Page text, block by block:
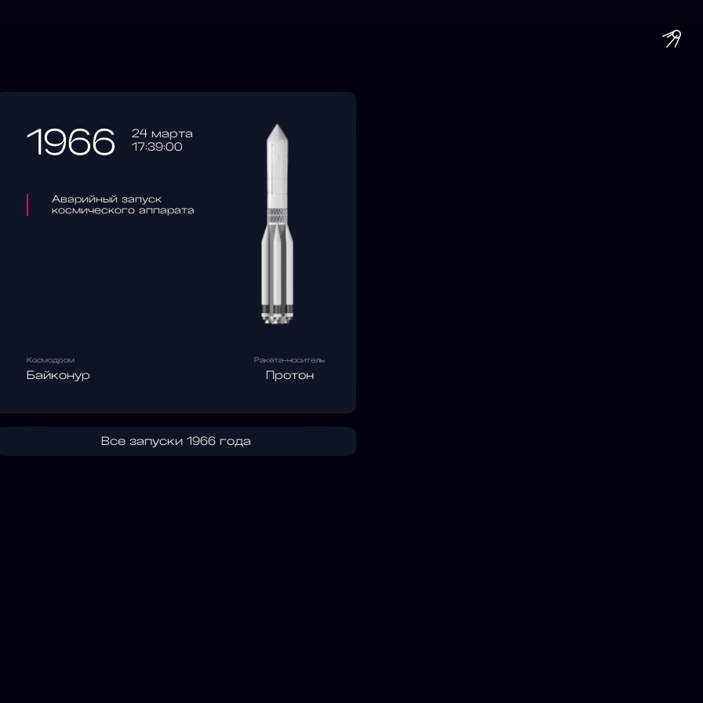
1966
24 марта
17:39:00
Аварийный запуск
космического аппарата
Космодром
Байконур
Ракета-носитель
Протон
Все запуски 1966 года